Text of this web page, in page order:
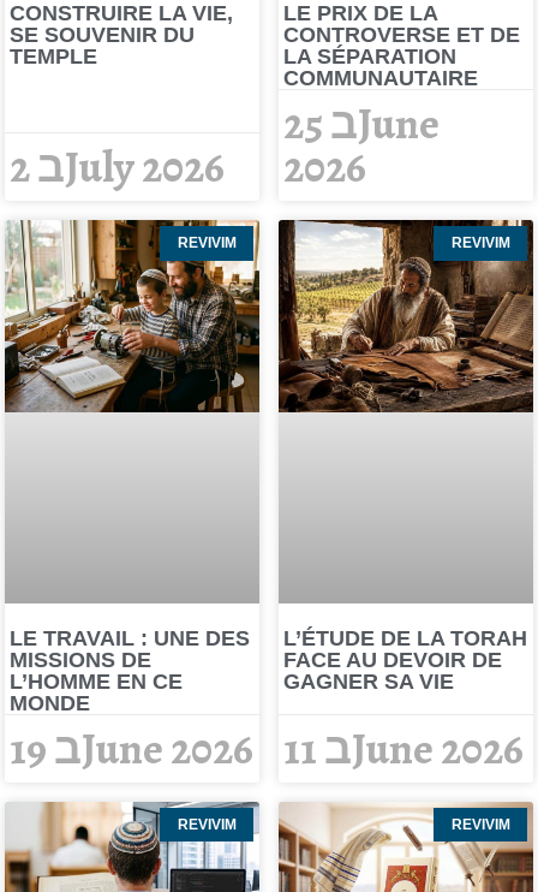
CONSTRUIRE LA VIE,
SE SOUVENIR DU
TEMPLE
2 בJuly 2026
LE PRIX DE LA
CONTROVERSE ET DE
LA SÉPARATION
COMMUNAUTAIRE
25 בJune
2026
REVIVIM
LE TRAVAIL : UNE DES
MISSIONS DE
L’HOMME EN CE
MONDE
19 בJune 2026
REVIVIM
L’ÉTUDE DE LA TORAH
FACE AU DEVOIR DE
GAGNER SA VIE
11 בJune 2026
REVIVIM REVIVIM